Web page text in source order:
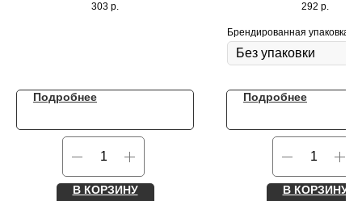
303 р.
Подробнее
В КОРЗИНУ
292 р.
Брендированная упаковка
Подробнее
В КОРЗИНУ